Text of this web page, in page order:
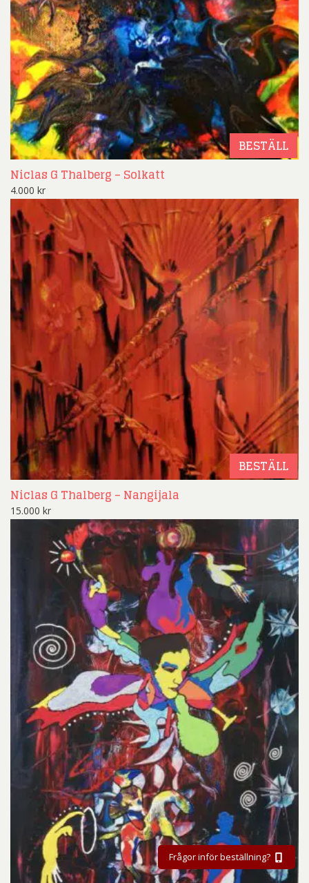
BESTÄLL
Niclas G Thalberg – Solkatt
4.000 kr
BESTÄLL
Niclas G Thalberg – Nangijala
15.000 kr
Frågor inför beställning?